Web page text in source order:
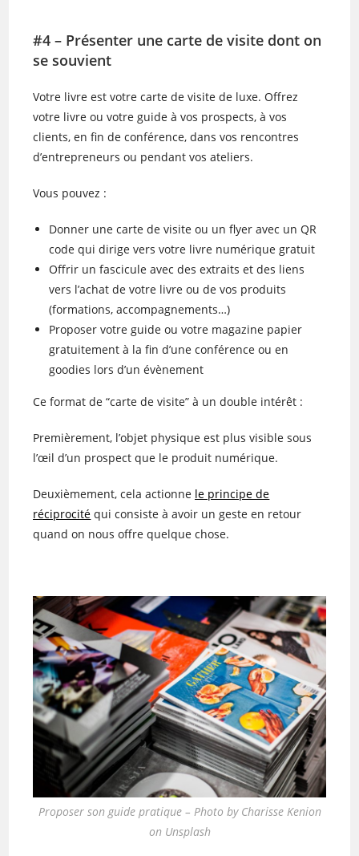
#4 – Présenter une carte de visite dont on
se souvient
Votre livre est votre carte de visite de luxe. Offrez
votre livre ou votre guide à vos prospects, à vos
clients, en fin de conférence, dans vos rencontres
d’entrepreneurs ou pendant vos ateliers.
Vous pouvez :
Donner une carte de visite ou un flyer avec un QR
code qui dirige vers votre livre numérique gratuit
Offrir un fascicule avec des extraits et des liens
vers l’achat de votre livre ou de vos produits
(formations, accompagnements…)
Proposer votre guide ou votre magazine papier
gratuitement à la fin d’une conférence ou en
goodies lors d’un évènement
Ce format de “carte de visite” à un double intérêt :
Premièrement, l’objet physique est plus visible sous
l’œil d’un prospect que le produit numérique.
Deuxièmement, cela actionne le principe de
réciprocité qui consiste à avoir un geste en retour
quand on nous offre quelque chose.
Proposer son guide pratique – Photo by Charisse Kenion
on Unsplash